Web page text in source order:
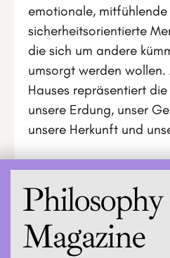
emotionale, mitfühlende
sicherheitsorientierte
die sich um andere
umsorgt werden wollen.
Hauses repräsentiert
unsere Erdung, unser
unsere Herkunft und
Philosophy
Magazine